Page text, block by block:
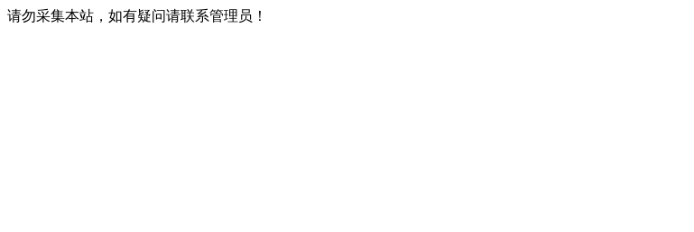
请勿采集本站，如有疑问请联系管理员！